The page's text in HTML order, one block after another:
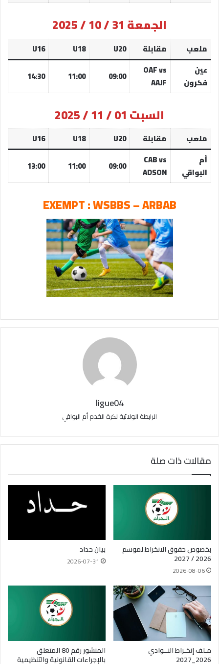
الجمعة 31 / 10 / 2025
ملعب مقابلة U20
U18
U16
عين
فكرون
OAF vs
AAJF
09:00
11:00
14:30
السبت 01 / 11 / 2025
ملعب مقابلة U20
U18
U16
أم
البواقي
CAB vs
ADSON
09:00
11:00
13:00
EXEMPT : WSBBS – ARBAB
ligue04
الرابطة الولائية لكرة القدم أم البواقي
مقالات ذات صلة
بخصوص حقوق الانخراط لموسم
2026 / 2027
2026-08-06
بيان حداد
2026-07-31
مـلف إنخـراط النــوادي
2026_2027
المنشور رقم 80 المتعلق
بالإجراءات القانونية والتنظيمية